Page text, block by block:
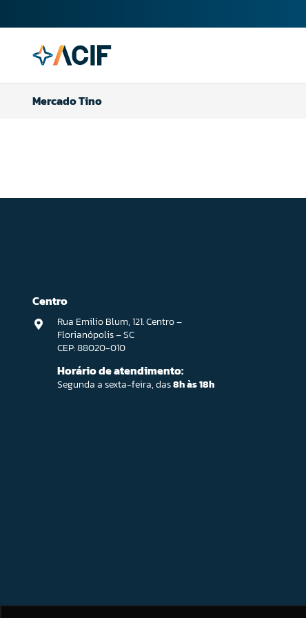
Mercado Tino
Centro
Rua Emilio Blum, 121. Centro –
Florianópolis – SC
CEP: 88020-010
Horário de atendimento:
Segunda a sexta-feira, das8h às 18h